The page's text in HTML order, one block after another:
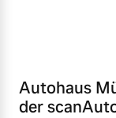
Autohaus
der